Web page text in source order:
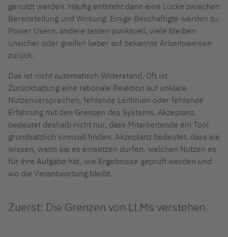
genutzt werden. Häufig entsteht dann eine Lücke zwischen
Bereitstellung und Wirkung: Einige Beschäftigte werden zu
Power Usern, andere testen punktuell, viele bleiben
unsicher oder greifen lieber auf bekannte Arbeitsweisen
zurück.
Das ist nicht automatisch Widerstand. Oft ist
Zurückhaltung eine rationale Reaktion auf unklare
Nutzenversprechen, fehlende Leitlinien oder fehlende
Erfahrung mit den Grenzen des Systems. Akzeptanz
bedeutet deshalb nicht nur, dass Mitarbeitende ein Tool
grundsätzlich sinnvoll finden. Akzeptanz bedeutet, dass sie
wissen, wann sie es einsetzen dürfen, welchen Nutzen es
für ihre Aufgabe hat, wie Ergebnisse geprüft werden und
wo die Verantwortung bleibt.
Zuerst: Die Grenzen von LLMs verstehen